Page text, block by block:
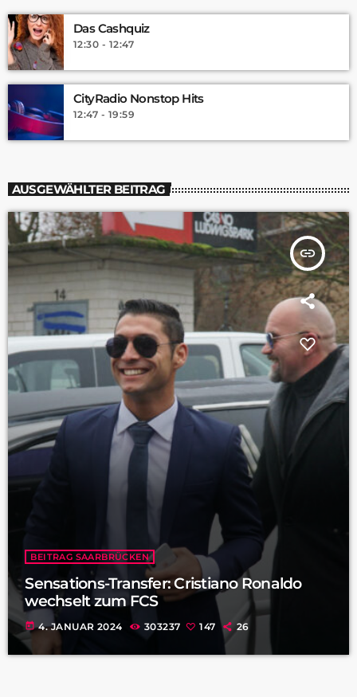
Das Cashquiz
12:30 - 12:47
CityRadio Nonstop Hits
12:47 - 19:59
AUSGEWÄHLTER BEITRAG
insert_link
BEITRAG SAARBRÜCKEN
Sensations-Transfer: Cristiano Ronaldo
wechselt zum FCS
today 4. JANUAR 2024 303237 147 26